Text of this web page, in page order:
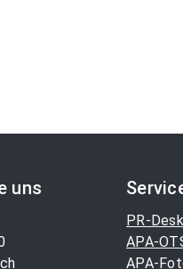
uns
PR-Desk
APA-
APA-